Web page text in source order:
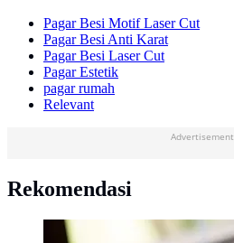
Pagar Besi Motif Laser Cut
Pagar Besi Anti Karat
Pagar Besi Laser Cut
Pagar Estetik
pagar rumah
Relevant
Advertisement
Rekomendasi